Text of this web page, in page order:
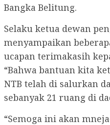
Bangka Belitung.
Selaku ketua dewan
menyampaikan
ucapan terimakasih
“Bahwa bantuan kita
NTB telah di salurkan
sebanyak 21 ruang di
“Semoga ini akan